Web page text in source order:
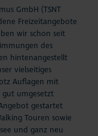
GmbH (TSNT
Freizeitangebote
wir schon seit
des
hintenangestellt
vielseitiges
Auflagen mit
gut umgesetzt
gestartet
Touren sowie
und ganz neu